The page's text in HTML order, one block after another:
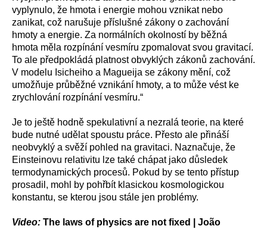
vyplynulo, že hmota i energie mohou vznikat nebo
zanikat, což narušuje příslušné zákony o zachování
hmoty a energie. Za normálních okolností by běžná
hmota měla rozpínání vesmíru zpomalovat svou gravitací.
To ale předpokládá platnost obvyklých zákonů zachování.
V modelu Isicheiho a Magueija se zákony mění, což
umožňuje průběžné vznikání hmoty, a to může vést ke
zrychlování rozpínání vesmíru.“
Je to ještě hodně spekulativní a nezralá teorie, na které
bude nutné udělat spoustu práce. Přesto ale přináší
neobvyklý a svěží pohled na gravitaci. Naznačuje, že
Einsteinovu relativitu lze také chápat jako důsledek
termodynamických procesů. Pokud by se tento přístup
prosadil, mohl by pohřbít klasickou kosmologickou
konstantu, se kterou jsou stále jen problémy.
Video: The laws of physics are not fixed | João